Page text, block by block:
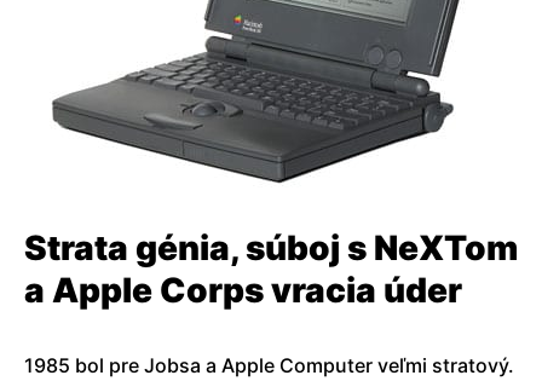
Strata génia, súboj s NeXTom
a Apple Corps vracia úder
1985 bol pre Jobsa a Apple Computer veľmi stratový.